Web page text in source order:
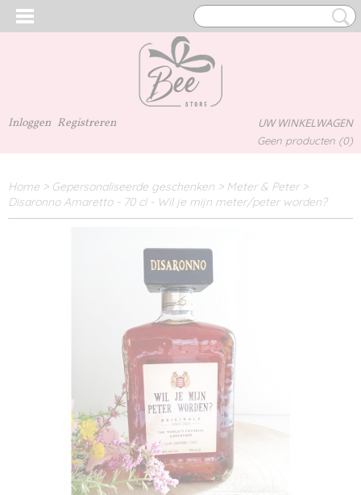
Inloggen Registreren UW WINKELWAGEN
Geen producten (0)
Home > Gepersonaliseerde geschenken > Meter & Peter>
Disaronno Amaretto - 70 cl - Wil je mijn meter/peter worden?